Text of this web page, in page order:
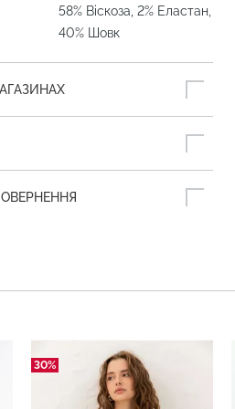
58% Віскоза, 2% Еластан,
40% Шовк
30%